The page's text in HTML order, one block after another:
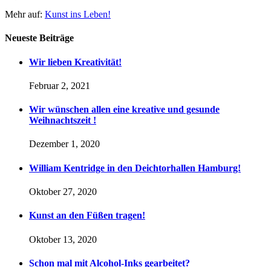
Mehr auf: Kunst ins Leben!
Neueste Beiträge
Wir lieben Kreativität!
Februar 2, 2021
Wir wünschen allen eine kreative und gesunde
Weihnachtszeit !
Dezember 1, 2020
William Kentridge in den Deichtorhallen Hamburg!
Oktober 27, 2020
Kunst an den Füßen tragen!
Oktober 13, 2020
Schon mal mit Alcohol-Inks gearbeitet?